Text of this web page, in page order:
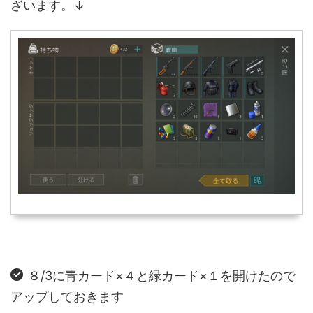
ざいます。↓
８/3に青カード×４と緑カード×１を開けたので
アップしておきます